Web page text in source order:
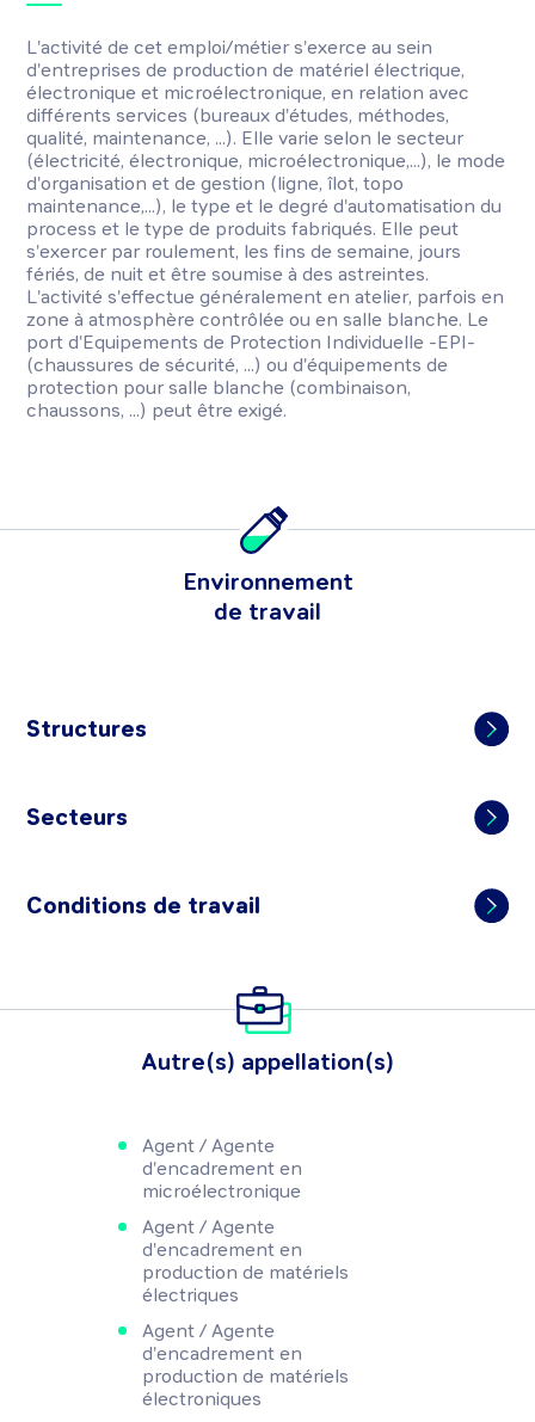
L'activité de cet emploi/métier s'exerce au sein
d'entreprises de production de matériel électrique,
électronique et microélectronique, en relation avec
différents services (bureaux d'études, méthodes,
qualité, maintenance, ...). Elle varie selon le secteur
(électricité, électronique, microélectronique,...), le mode
d'organisation et de gestion (ligne, îlot, topo
maintenance,...), le type et le degré d'automatisation du
process et le type de produits fabriqués. Elle peut
s'exercer par roulement, les fins de semaine, jours
fériés, de nuit et être soumise à des astreintes.
L'activité s'effectue généralement en atelier, parfois en
zone à atmosphère contrôlée ou en salle blanche. Le
port d'Equipements de Protection Individuelle -EPI-
(chaussures de sécurité, ...) ou d'équipements de
protection pour salle blanche (combinaison,
chaussons, ...) peut être exigé.
Environnement
de travail
Structures
Secteurs
Conditions de travail
Autre(s) appellation(s)
Agent / Agente
d'encadrement en
microélectronique
Agent / Agente
d'encadrement en
production de matériels
électriques
Agent / Agente
d'encadrement en
production de matériels
électroniques